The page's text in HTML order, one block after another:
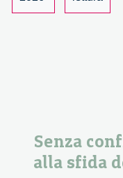
Senza
alla sfida